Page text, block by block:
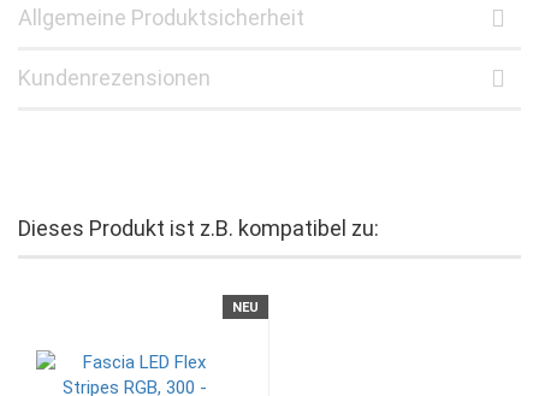
Allgemeine Produktsicherheit
Kundenrezensionen
Dieses Produkt ist z.B. kompatibel zu:
NEU